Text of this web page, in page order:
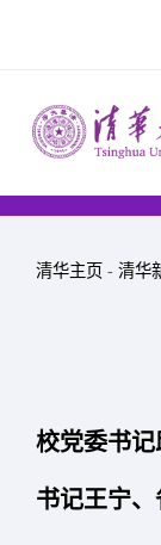
清华主页 - 清华
校党委书
书记王宁